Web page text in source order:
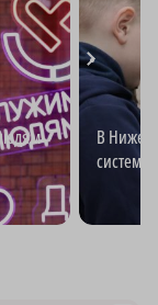
В
система